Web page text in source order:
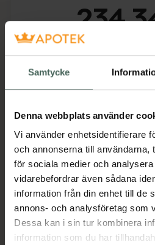
Samtycke
Denna webbplats använder
Vi använder enhetsidentifierare
och annonserna till användarna,
för sociala medier och
vidarebefordrar även sådana
information från din enhet till de
annons- och analysföretag som
Dessa kan i sin tur kombinera
information som du har
Köp via ditt
Aktuella erbjudanden
Beskrivning
Läs alltid
användning.
EAN:08719874711326